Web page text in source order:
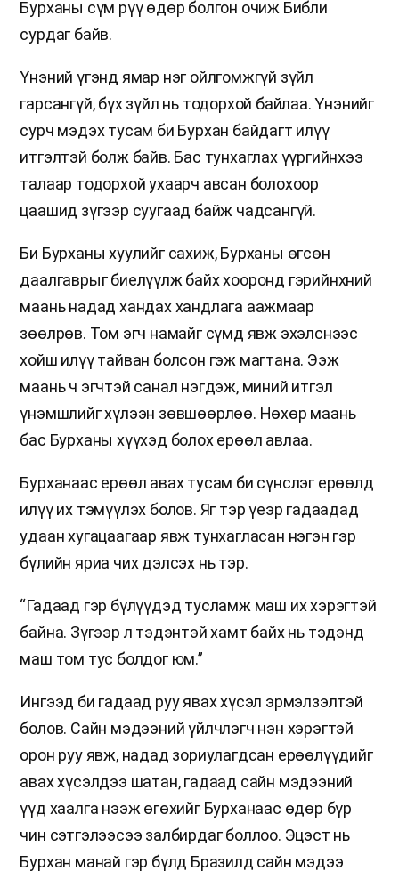
Бурханы сүм рүү өдөр болгон очиж Библи
сурдаг байв.
Үнэний үгэнд ямар нэг ойлгомжгүй зүйл
гарсангүй, бүх зүйл нь тодорхой байлаа. Үнэнийг
сурч мэдэх тусам би Бурхан байдагт илүү
итгэлтэй болж байв. Бас тунхаглах үүргийнхээ
талаар тодорхой ухаарч авсан болохоор
цаашид зүгээр суугаад байж чадсангүй.
Би Бурханы хуулийг сахиж, Бурханы өгсөн
даалгаврыг биелүүлж байх хооронд гэрийнхний
маань надад хандах хандлага аажмаар
зөөлрөв. Том эгч намайг сүмд явж эхэлснээс
хойш илүү тайван болсон гэж магтана. Ээж
маань ч эгчтэй санал нэгдэж, миний итгэл
үнэмшлийг хүлээн зөвшөөрлөө. Нөхөр маань
бас Бурханы хүүхэд болох ерөөл авлаа.
Бурханаас ерөөл авах тусам би сүнслэг ерөөлд
илүү их тэмүүлэх болов. Яг тэр үеэр гадаадад
удаан хугацаагаар явж тунхагласан нэгэн гэр
бүлийн яриа чих дэлсэх нь тэр.
“Гадаад гэр бүлүүдэд тусламж маш их хэрэгтэй
байна. Зүгээр л тэдэнтэй хамт байх нь тэдэнд
маш том тус болдог юм.”
Ингээд би гадаад руу явах хүсэл эрмэлзэлтэй
болов. Сайн мэдээний үйлчлэгч нэн хэрэгтэй
орон руу явж, надад зориулагдсан ерөөлүүдийг
авах хүсэлдээ шатан, гадаад сайн мэдээний
үүд хаалга нээж өгөхийг Бурханаас өдөр бүр
чин сэтгэлээсээ залбирдаг боллоо. Эцэст нь
Бурхан манай гэр бүлд Бразилд сайн мэдээ